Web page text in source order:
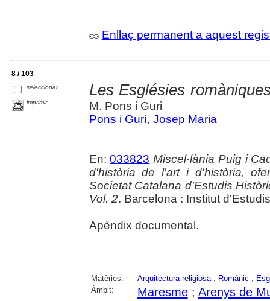
Enllaç permanent a aquest
8 / 103
seleccionar
imprimir
Les Esglésies
M. Pons i Guri
Pons i Gurí, Josep Maria
En:033823 Miscel·lània Puig i
d'història de l'art i d'història,
Societat Catalana d'Estudis
Vol. 2. Barcelona : Institut
Apèndix documental.
Matèries: Arquitectura religiosa; Romànic ;
Àmbit:
Maresme; Arenys de